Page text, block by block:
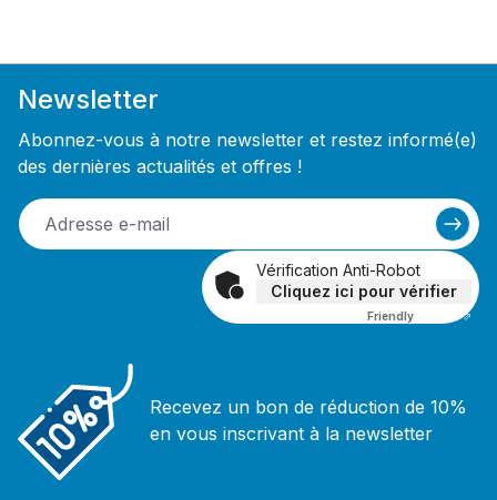
Newsletter
Abonnez-vous à notre newsletter et restez informé(e)
des dernières actualités et offres !
Vérification Anti-Robot
Cliquez ici pour vérifier
Friendly Captcha ⇗
Recevez un bon de réduction de 10%
en vous inscrivant à la newsletter